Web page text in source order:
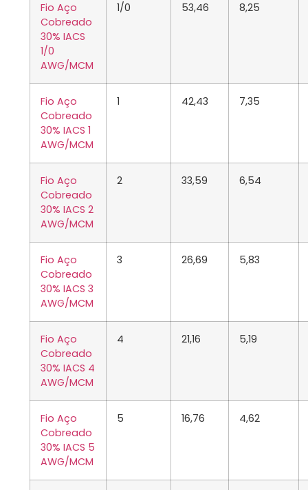
Fio Aço
Cobreado
30% IACS
1/0
AWG/MCM
1/0 53,46 8,25
Fio Aço
Cobreado
30% IACS 1
AWG/MCM
1 42,43 7,35
Fio Aço
Cobreado
30% IACS 2
AWG/MCM
2 33,59 6,54
Fio Aço
Cobreado
30% IACS 3
AWG/MCM
3 26,69 5,83
Fio Aço
Cobreado
30% IACS 4
AWG/MCM
4 21,16 5,19
Fio Aço
Cobreado
30% IACS 5
AWG/MCM
5 16,76 4,62